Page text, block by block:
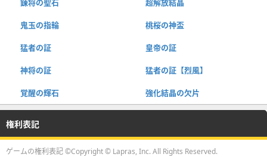
錬将の聖石 超解放結晶
鬼玉の指輪 桃桜の神盃
猛者の証 皇帝の証
神将の証 猛者の証【烈風】
覚醒の輝石 強化結晶の欠片
権利表記
ゲームの権利表記 ©Copyright © Lapras, Inc. All Rights Reserved.